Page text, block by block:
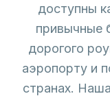
доступны
привычные
дорогого
аэропорту и
странах.